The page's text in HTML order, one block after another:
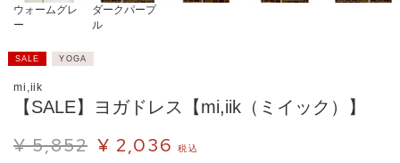
ウォームグレ
ー
ダークパープ
ル
SALE YOGA
mi,iik
【SALE】ヨガドレス【mi,iik（ミイック）】
¥ 5,852 ¥ 2,036 税込